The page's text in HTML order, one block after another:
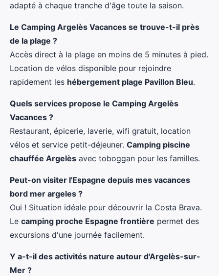
adapté à chaque tranche d'âge toute la saison.
Le Camping Argelès Vacances se trouve-t-il près
de la plage ?
Accès direct à la plage en moins de 5 minutes à pied.
Location de vélos disponible pour rejoindre
rapidement les hébergement plage Pavillon Bleu.
Quels services propose le Camping Argelès
Vacances ?
Restaurant, épicerie, laverie, wifi gratuit, location
vélos et service petit-déjeuner. Camping piscine
chauffée Argelès avec toboggan pour les familles.
Peut-on visiter l'Espagne depuis mes vacances
bord mer argeles ?
Oui ! Situation idéale pour découvrir la Costa Brava.
Le camping proche Espagne frontière permet des
excursions d'une journée facilement.
Y a-t-il des activités nature autour d'Argelès-sur-
Mer ?